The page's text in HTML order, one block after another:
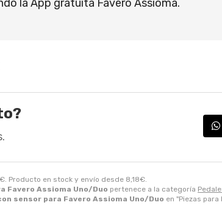
€. Producto en stock y envío desde 8,18€.
Favero Assioma Uno/Duo pertenece a la categoría
sensor para Favero Assioma Uno/Duo en "Piezas
la App gratuita Favero Assioma.